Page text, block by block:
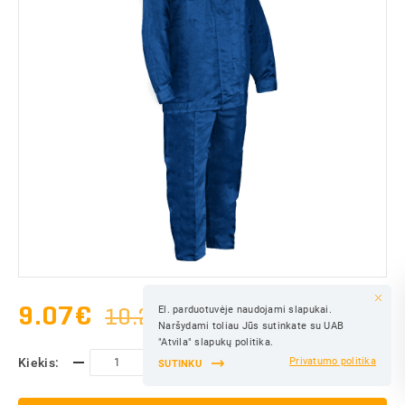
9.07€10.29€
Kiekis:
El. parduotuvėje naudojami slapukai.
Naršydami toliau Jūs sutinkate su UAB
"Atvila" slapukų politika.
SUTINKU
Privatumo politika
IŠSAUGOTI
IŠSAUGOTI